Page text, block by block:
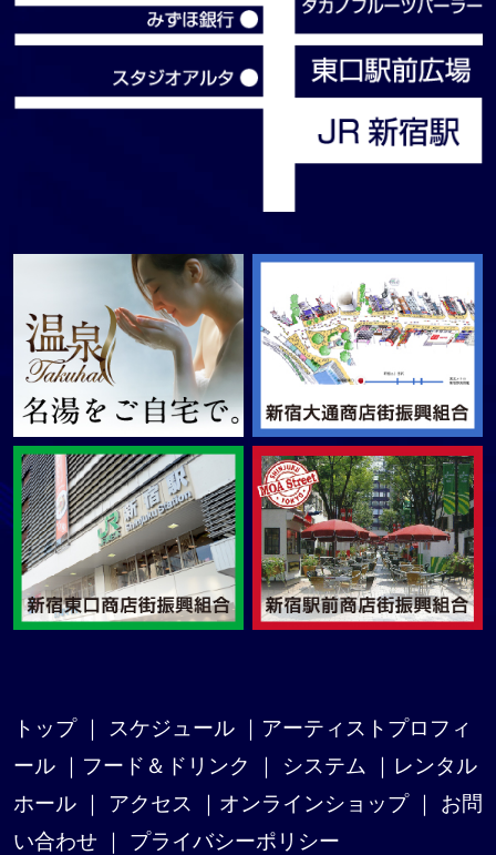
トップ｜ スケジュール ｜ アーティストプロフィ
ール ｜ フード＆ドリンク ｜ システム ｜ レンタル
ホール ｜ アクセス ｜ オンラインショップ｜ お問
い合わせ ｜ プライバシーポリシー